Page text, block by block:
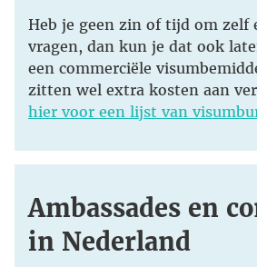
Heb je geen zin of tijd om zelf
vragen, dan kun je dat ook
een commerciële
zitten wel extra kosten aan
hier voor een lijst van
Ambassades en
in Nederland